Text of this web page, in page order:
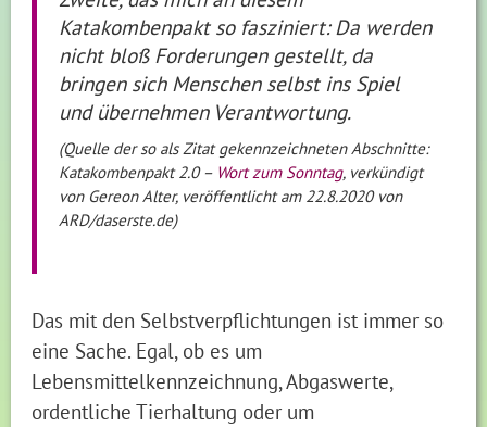
Katakombenpakt so fasziniert: Da werden
nicht bloß Forderungen gestellt, da
bringen sich Menschen selbst ins Spiel
und übernehmen Verantwortung.
(Quelle der so als Zitat gekennzeichneten Abschnitte:
Katakombenpakt 2.0 – Wort zum Sonntag, verkündigt
von Gereon Alter, veröffentlicht am 22.8.2020 von
ARD/daserste.de)
Das mit den Selbstverpflichtungen ist immer so
eine Sache. Egal, ob es um
Lebensmittelkennzeichnung, Abgaswerte,
ordentliche Tierhaltung oder um